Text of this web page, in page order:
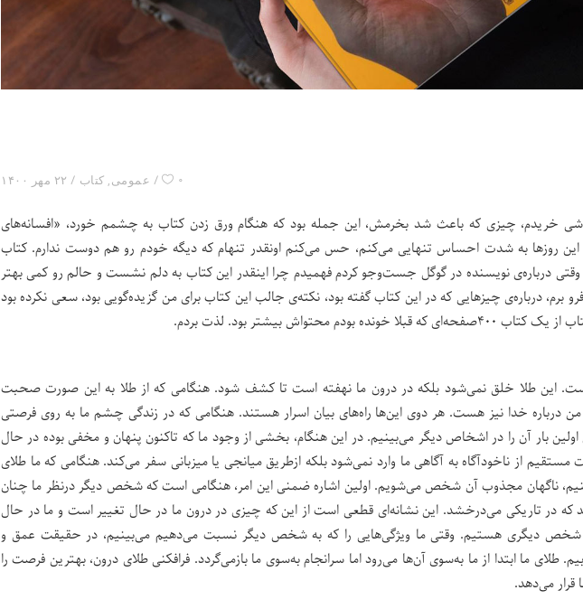
۲۲ مهر ۱۴۰۰ عمومی, کتاب ۰
خریدم، چیزی که باعث شد بخرمش، این جمله بود که هنگام ورق زدن کتاب به چشمم خورد، «افسانه‌های
این روزها به شدت احساس تنهایی می‌کنم، حس می‌کنم اونقدر تنهام که دیگه خودم رو هم دوست ندارم. کتاب
درباره‌ی نویسنده در گوگل جست‌و‌جو کردم فهمیدم چرا اینقدر این کتاب به دلم نشست و حالم رو کمی بهتر
برم، درباره‌ی چیزهایی که در این کتاب گفته بود، نکته‌ی جالب این کتاب برای من گزیده‌گویی بود، سعی نکرده بود
بودم محتواش بیشتر بود. لذت بردم.
این طلا خلق نمی‌شود بلکه در درون ما نهفته است تا کشف شود. هنگامی که از طلا به این صورت صحبت
درباره خدا نیز هست. هر دوی این‌ها راه‌های بیان اسرار هستند. هنگامی که در زندگی چشم ما به روی فرصتی
بار آن را در اشخاص دیگر می‌بینیم. در این هنگام، بخشی از وجود ما که تاکنون پنهان و مخفی بوده در حال
از ناخودآگاه به آگاهی ما وارد نمی‌شود بلکه ازطریق میانجی یا میزبانی سفر می‌کند. هنگامی که ما طلای
ناگهان مجذوب آن شخص می‌شویم. اولین اشاره ضمنی این امر، هنگامی است که شخص دیگر درنظر ما چنان
در تاریکی می‌درخشد. این نشانه‌ای قطعی است از این که چیزی در درون ما در حال تغییر است و ما در حال
شخص دیگری هستیم. وقتی ما ویژگی‌هایی را که به شخص دیگر نسبت می‌دهیم می‌بینیم، در حقیقت عمق و
طلای ما ابتدا از ما به‌سوی آن‌ها می‌رود اما سرانجام به‌سوی ما بازمی‌گردد. فرافکنی طلای درون، بهترین فرصت را
قرار می‌دهد.